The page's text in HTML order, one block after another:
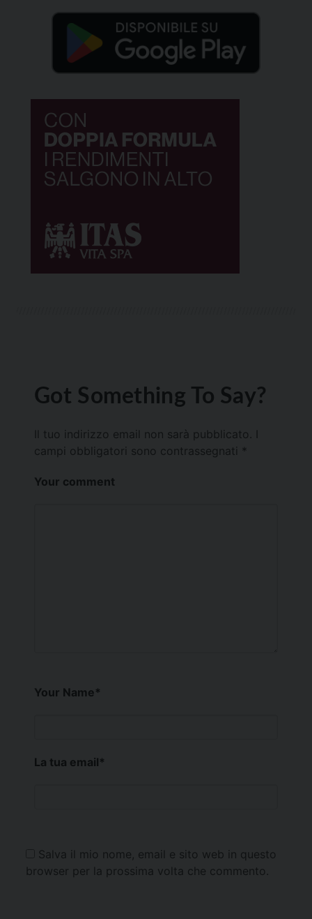
Got Something To Say?
Il tuo indirizzo email non sarà pubblicato.
campi obbligatori sono contrassegnati *
Your comment
Your Name*
La tua email*
Salva il mio nome, email e sito web in questo
browser per la prossima volta che commento.